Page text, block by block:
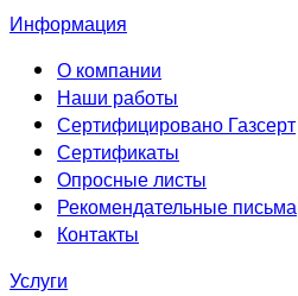
Информация
О компании
Наши работы
Сертифицировано Газсерт
Сертификаты
Опросные листы
Рекомендательные письма
Контакты
Услуги